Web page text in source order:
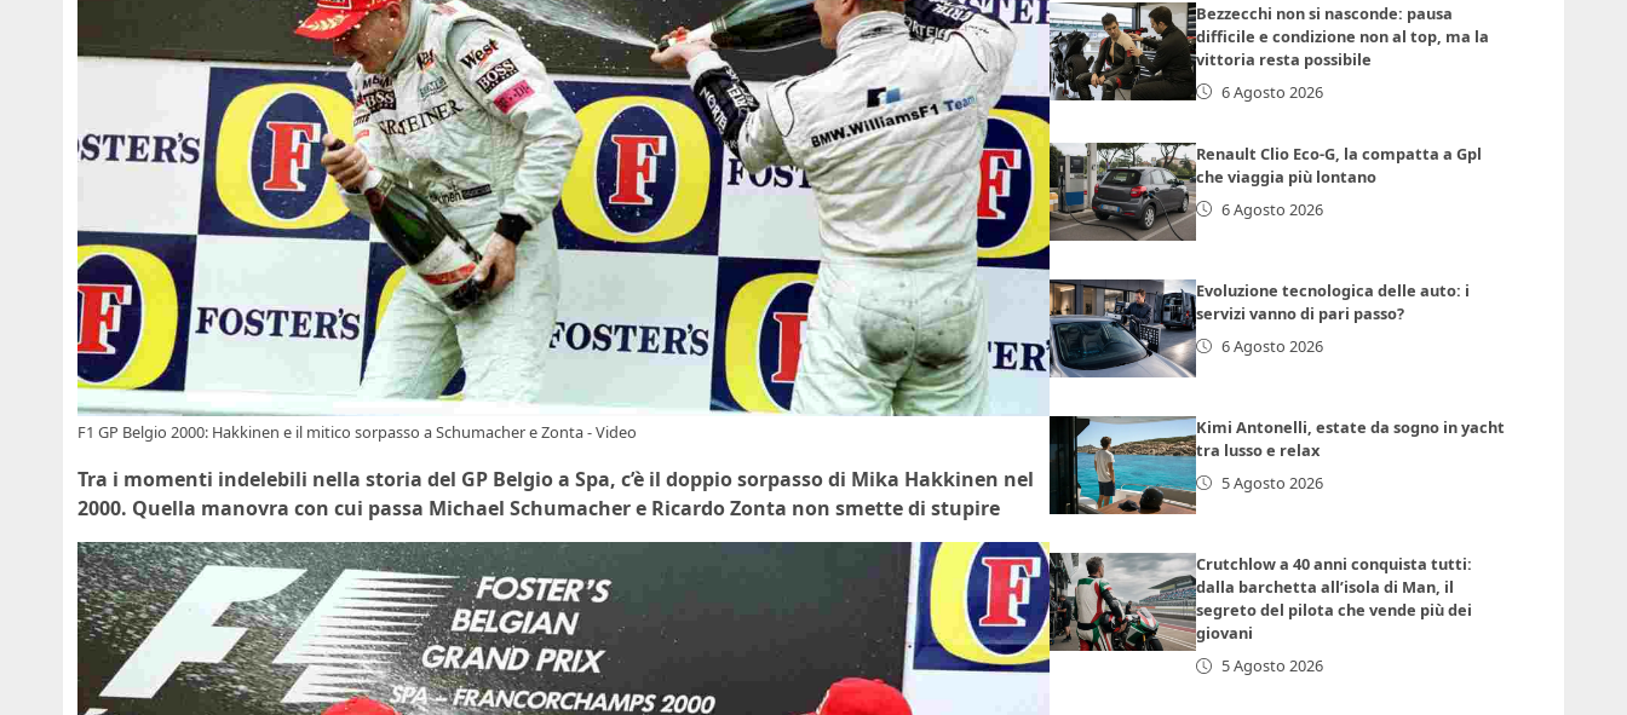
F1 GP Belgio 2000: Hakkinen e il mitico sorpasso a Schumacher e Zonta - Video
Tra i momenti indelebili nella storia del GP Belgio a Spa, c’è il doppio sorpasso di Mika Hakkinen nel
2000. Quella manovra con cui passa Michael Schumacher e Ricardo Zonta non smette di stupire
Bezzecchi non si nasconde: pausa
difficile e condizione non al top, ma la
vittoria resta possibile
6 Agosto 2026
Renault Clio Eco-G, la compatta a Gpl
che viaggia più lontano
6 Agosto 2026
Evoluzione tecnologica delle auto: i
servizi vanno di pari passo?
6 Agosto 2026
Kimi Antonelli, estate da sogno in yacht
tra lusso e relax
5 Agosto 2026
Crutchlow a 40 anni conquista tutti:
dalla barchetta all’isola di Man, il
segreto del pilota che vende più dei
giovani
5 Agosto 2026